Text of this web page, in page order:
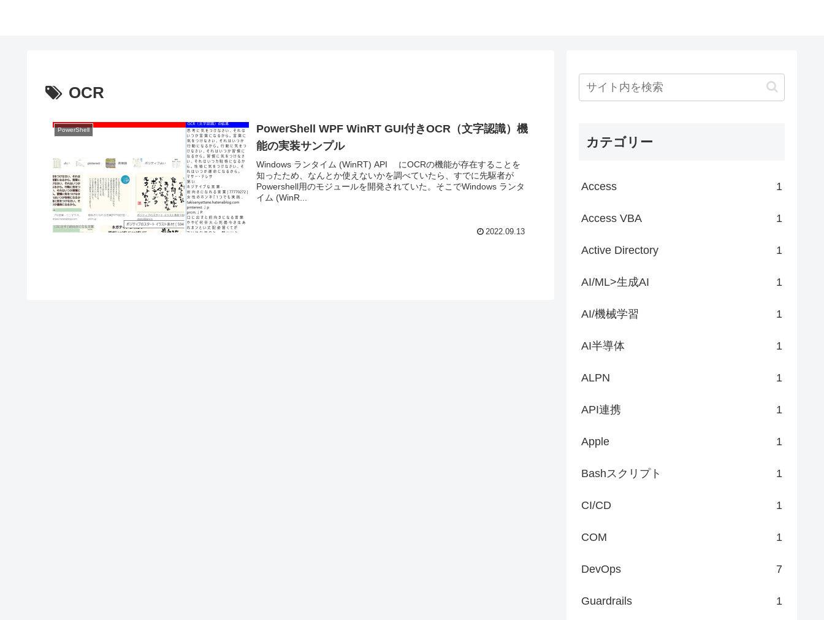
OCR
PowerShell
PowerShell WPF WinRT GUI付きOCR（文字認識）機
能の実装サンプル
Windows ランタイム (WinRT) API にOCRの機能が存在することを
知ったため、なんとか使えないかを調べていたら、すでに先駆者が
Powershell用のモジュールを開発されていた。そこでWindows ランタ
イム (WinR...
2022.09.13
カテゴリー
Access 1
Access VBA 1
Active Directory 1
AI/ML>生成AI 1
AI/機械学習 1
AI半導体 1
ALPN 1
API連携 1
Apple 1
Bashスクリプト 1
CI/CD 1
COM 1
DevOps 7
Guardrails 1